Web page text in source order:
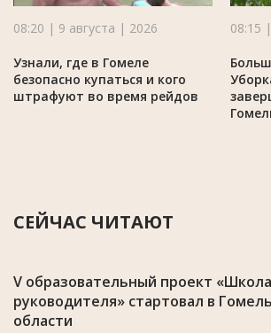
08:20 | 9 августа | 2026
Узнали, где в Гомеле
безопасно купаться и кого
штрафуют во время рейдов
08:15
СЕЙЧАС ЧИТАЮТ
V образовательный проект
руководителя» стартовал в
области